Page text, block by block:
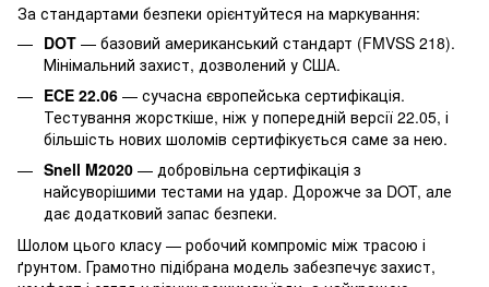
За стандартами безпеки орієнтуйтеся на маркування:
DOT — базовий американський стандарт (FMVSS 218).
Мінімальний захист, дозволений у США.
ECE 22.06 — сучасна європейська сертифікація.
Тестування жорсткіше, ніж у попередній версії 22.05, і
більшість нових шоломів сертифікується саме за нею.
Snell M2020 — добровільна сертифікація з
найсуворішими тестами на удар. Дорожче за DOT, але
дає додатковий запас безпеки.
Шолом цього класу — робочий компроміс між трасою і
ґрунтом. Грамотно підібрана модель забезпечує захист,